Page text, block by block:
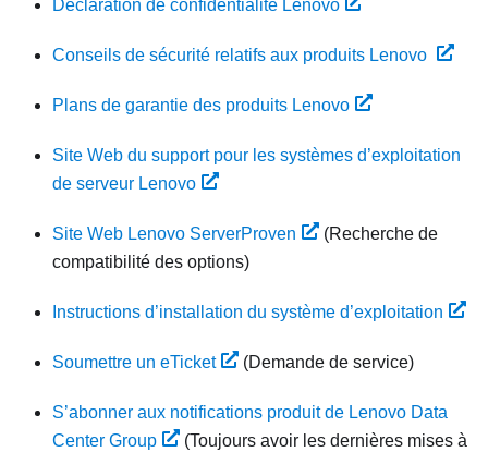
Déclaration de confidentialité Lenovo
Conseils de sécurité relatifs aux produits Lenovo
Plans de garantie des produits Lenovo
Site Web du support pour les systèmes d’exploitation
de serveur Lenovo
Site Web Lenovo ServerProven
(Recherche de
compatibilité des options)
Instructions d’installation du système d’exploitation
Soumettre un eTicket (Demande de service)
S’abonner aux notifications produit de Lenovo Data
Center Group
(Toujours avoir les dernières mises à